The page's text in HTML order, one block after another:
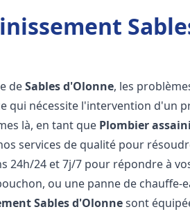
deSables d'Olonne, les
qui nécessite l'intervention d'un
là, en tant que Plombier
services de qualité pour
24h/24 et 7j/7 pour répondre à
ou une panne de chauffe-
Sables d'Olonnesont